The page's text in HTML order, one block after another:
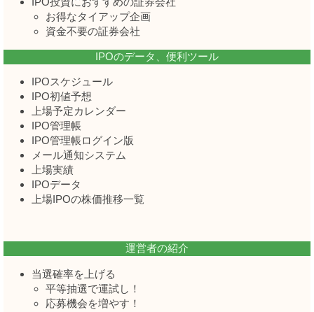
お得なタイアップ企画
資金不要の証券会社
IPOのデータ、便利ツール
IPOスケジュール
IPO初値予想
上場予定カレンダー
IPO管理帳
IPO管理帳ログイン版
メール通知システム
上場実績
IPOデータ
上場IPOの株価推移一覧
運営者の紹介
当選確率を上げる
平等抽選で運試し！
応募機会を増やす！